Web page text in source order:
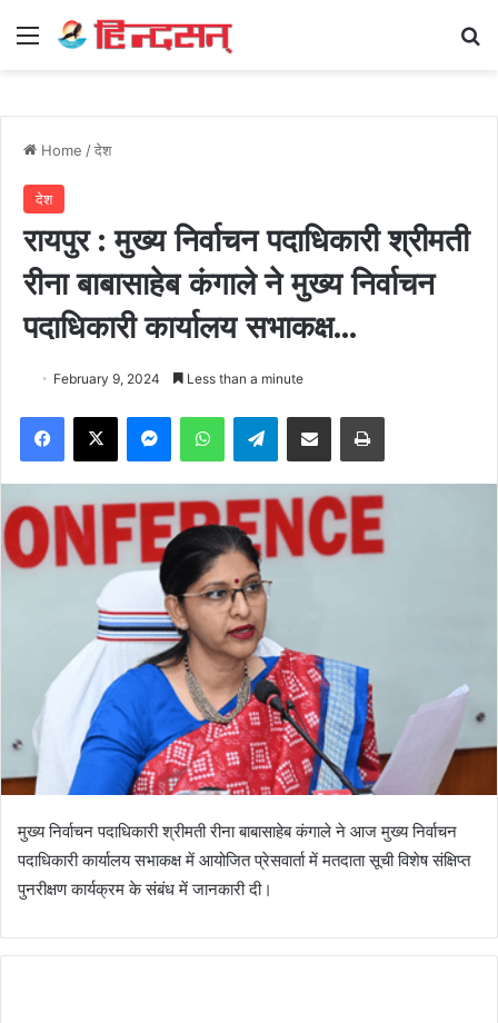
Menu
Home /देश
देश
रायपुर : मुख्य निर्वाचन पदाधिकारी श्रीमती
रीना बाबासाहेब कंगाले ने मुख्य निर्वाचन
पदाधिकारी कार्यालय सभाकक्ष…
February 9, 2024 Less than a minute
Facebook
X MessengerWhatsAppTelegramShare via Email Print
मुख्य निर्वाचन पदाधिकारी श्रीमती रीना बाबासाहेब कंगाले ने आज मुख्य निर्वाचन
पदाधिकारी कार्यालय सभाकक्ष में आयोजित प्रेसवार्ता में मतदाता सूची विशेष संक्षिप्त
पुनरीक्षण कार्यक्रम के संबंध में जानकारी दी।